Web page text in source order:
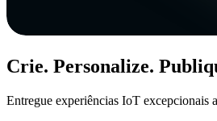
Crie. Personalize.
Entregue experiências IoT excepcionais